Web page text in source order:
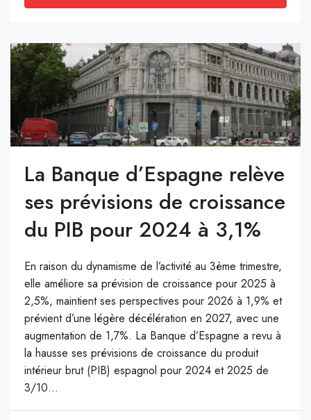
La Banque d’Espagne relève
ses prévisions de croissance
du PIB pour 2024 à 3,1%
En raison du dynamisme de l’activité au 3ème trimestre,
elle améliore sa prévision de croissance pour 2025 à
2,5%, maintient ses perspectives pour 2026 à 1,9% et
prévient d’une légère décélération en 2027, avec une
augmentation de 1,7%. La Banque d’Espagne a revu à
la hausse ses prévisions de croissance du produit
intérieur brut (PIB) espagnol pour 2024 et 2025 de
3/10...